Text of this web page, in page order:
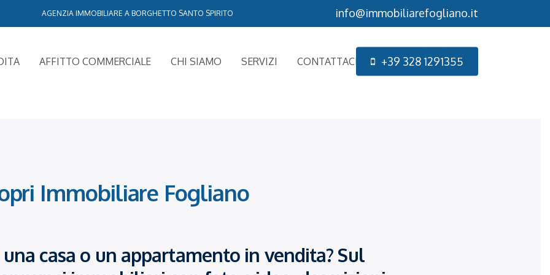
AGENZIA IMMOBILIARE A BORGHETTO SANTO SPIRITO info@immobiliarefogliano.it
AFFITTO COMMERCIALE CHI SIAMO SERVIZI CONTATTACI +39 328 1291355
Immobiliare Fogliano
casa o un appartamento in vendita? Sul